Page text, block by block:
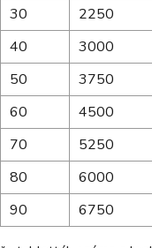
30
2250
40
3000
50
3750
60
4500
70
5250
80
6000
90
6750